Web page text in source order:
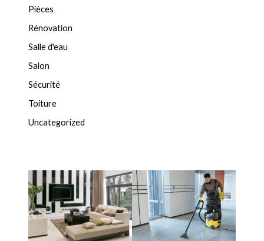
Pièces
Rénovation
Salle d'eau
Salon
Sécurité
Toiture
Uncategorized